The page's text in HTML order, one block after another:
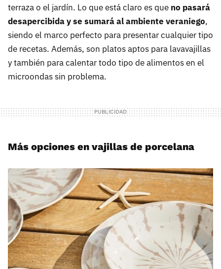
terraza o el jardín. Lo que está claro es que no pasará
desapercibida y se sumará al ambiente veraniego,
siendo el marco perfecto para presentar cualquier tipo
de recetas. Además, son platos aptos para lavavajillas
y también para calentar todo tipo de alimentos en el
microondas sin problema.
Más opciones en vajillas de porcelana